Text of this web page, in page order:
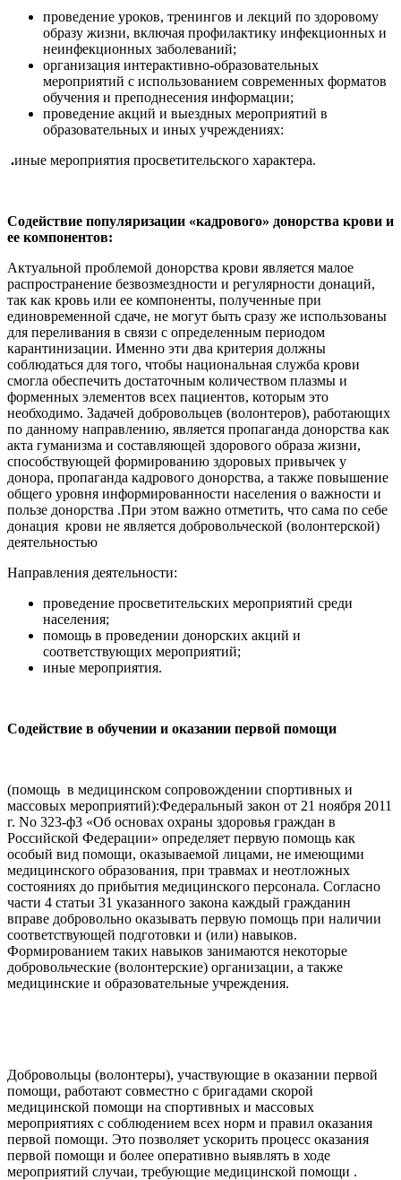
проведение уроков, тренингов и лекций по здоровому
образу жизни, включая профилактику инфекционных и
неинфекционных заболеваний;
организация интерактивно-образовательных
мероприятий с использованием современных форматов
обучения и преподнесения информации;
проведение акций и выездных мероприятий в
образовательных и иных учреждениях:
.иные мероприятия просветительского характера.
Содействие популяризации «кадрового» донорства крови и
ее компонентов:
Актуальной проблемой донорства крови является малое
распространение безвозмездности и регулярности донаций,
так как кровь или ее компоненты, полученные при
единовременной сдаче, не могут быть сразу же использованы
для переливания в связи с определенным периодом
карантинизации. Именно эти два критерия должны
соблюдаться для того, чтобы национальная служба крови
смогла обеспечить достаточным количеством плазмы и
форменных элементов всех пациентов, которым это
необходимо. Задачей добровольцев (волонтеров), работающих
по данному направлению, является пропаганда донорства как
акта гуманизма и составляющей здорового образа жизни,
способствующей формированию здоровых привычек у
донора, пропаганда кадрового донорства, а также повышение
общего уровня информированности населения о важности и
пользе донорства .При этом важно отметить, что сама по себе
донация крови не является добровольческой (волонтерской)
деятельностью
Направления деятельности:
проведение просветительских мероприятий среди
населения;
помощь в проведении донорских акций и
соответствующих мероприятий;
иные мероприятия.
Содействие в обучении и оказании первой помощи
(помощь в медицинском сопровождении спортивных и
массовых мероприятий):Федеральный закон от 21 ноября 2011
г. No 323-ф3 «Об основах охраны здоровья граждан в
Российской Федерации» определяет первую помощь как
особый вид помощи, оказываемой лицами, не имеющими
медицинского образования, при травмах и неотложных
состояниях до прибытия медицинского персонала. Согласно
части 4 статьи 31 указанного закона каждый гражданин
вправе добровольно оказывать первую помощь при наличии
соответствующей подготовки и (или) навыков.
Формированием таких навыков занимаются некоторые
добровольческие (волонтерские) организации, а также
медицинские и образовательные учреждения.
Добровольцы (волонтеры), участвующие в оказании первой
помощи, работают совместно с бригадами скорой
медицинской помощи на спортивных и массовых
мероприятиях с соблюдением всех норм и правил оказания
первой помощи. Это позволяет ускорить процесс оказания
первой помощи и более оперативно выявлять в ходе
мероприятий случаи, требующие медицинской помощи .